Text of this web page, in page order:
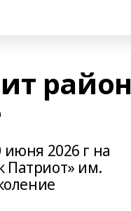
район
2026 г на
Патриот» им.